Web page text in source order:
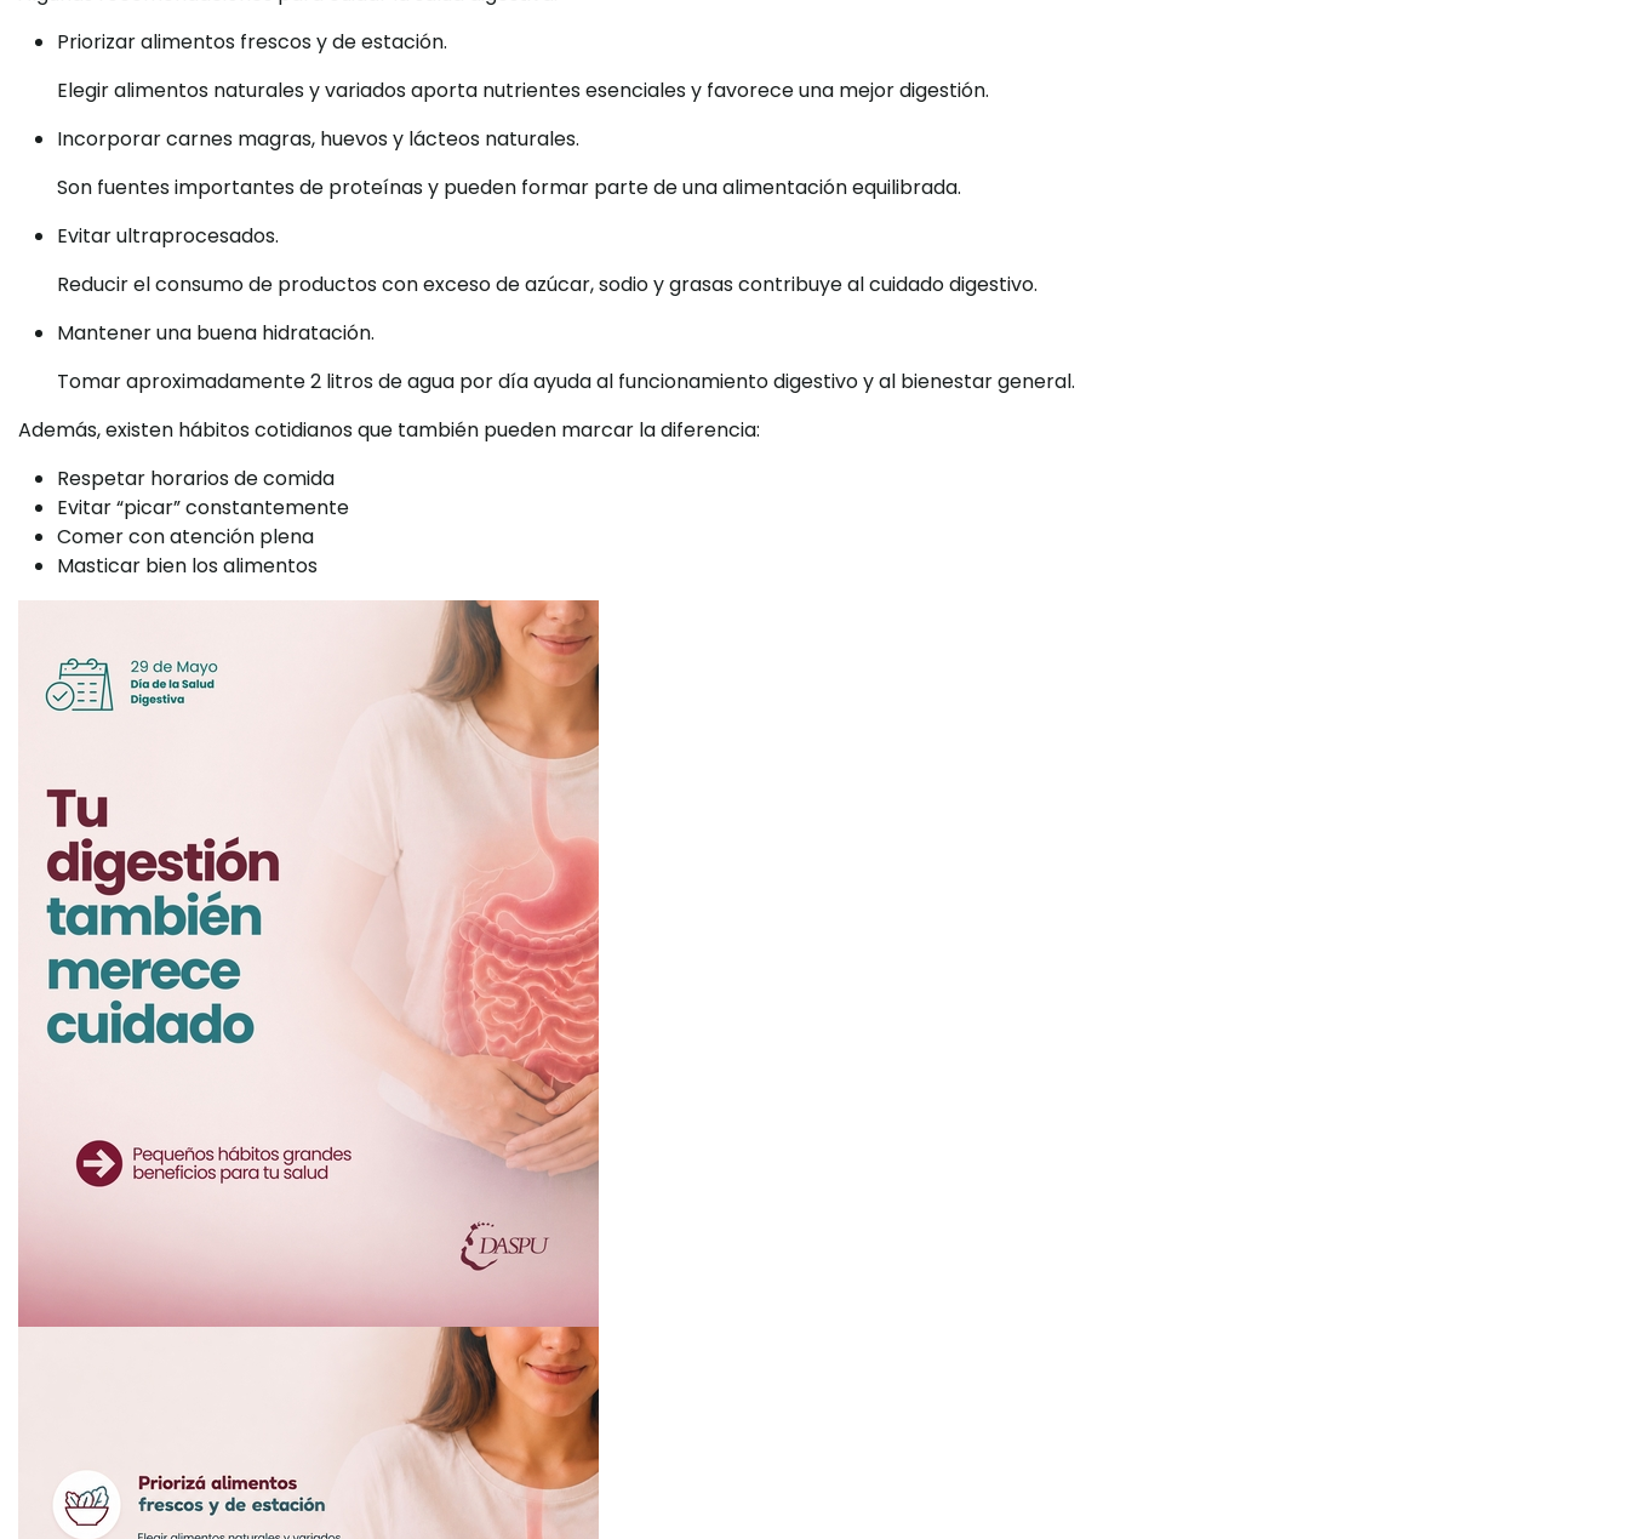
Priorizar alimentos frescos y de estación.
Elegir alimentos naturales y variados aporta nutrientes esenciales y favorece una mejor digestión.
Incorporar carnes magras, huevos y lácteos naturales.
Son fuentes importantes de proteínas y pueden formar parte de una alimentación equilibrada.
Evitar ultraprocesados.
Reducir el consumo de productos con exceso de azúcar, sodio y grasas contribuye al cuidado digestivo.
Mantener una buena hidratación.
Tomar aproximadamente 2 litros de agua por día ayuda al funcionamiento digestivo y al bienestar general.
Además, existen hábitos cotidianos que también pueden marcar la diferencia:
Respetar horarios de comida
Evitar “picar” constantemente
Comer con atención plena
Masticar bien los alimentos